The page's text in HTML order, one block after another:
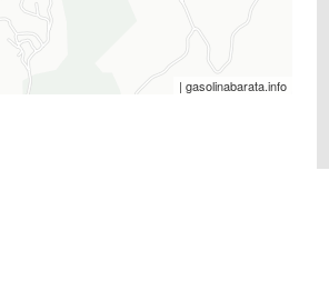
| gasolinabarata.info